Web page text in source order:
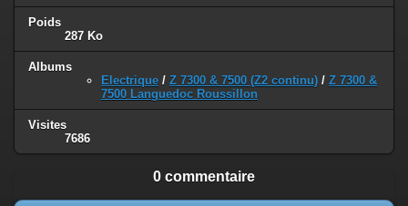
Poids
287 Ko
Albums
Electrique / Z 7300 & 7500 (Z2 continu) / Z 7300 &
7500 Languedoc Roussillon
Visites
7686
0 commentaire